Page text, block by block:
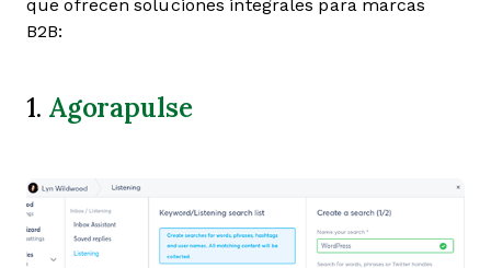
que ofrecen soluciones integrales para marcas
B2B:
1. Agorapulse